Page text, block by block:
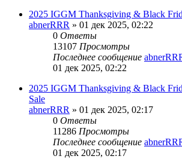
2025 IGGM Thanksgiving & Black
abnerRRR » 01 дек 2025, 02:22
0 Ответы
13107 Просмотры
Последнее сообщение
01 дек 2025, 02:22
2025 IGGM Thanksgiving & Black
Sale
abnerRRR » 01 дек 2025, 02:17
0 Ответы
11286 Просмотры
Последнее сообщение
01 дек 2025, 02:17